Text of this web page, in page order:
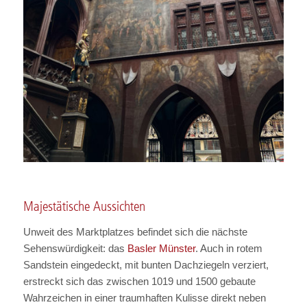
Majestätische Aussichten
Unweit des Marktplatzes befindet sich die nächste
Sehenswürdigkeit: das Basler Münster. Auch in rotem
Sandstein eingedeckt, mit bunten Dachziegeln verziert,
erstreckt sich das zwischen 1019 und 1500 gebaute
Wahrzeichen in einer traumhaften Kulisse direkt neben